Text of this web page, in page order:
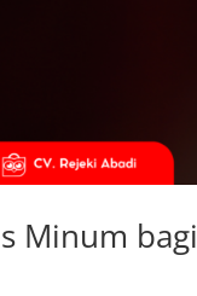
Minum bagi